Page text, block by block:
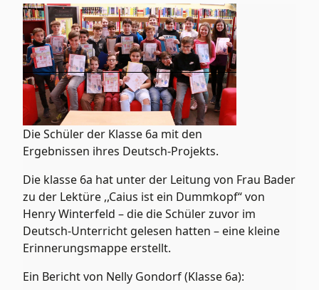
Die Schüler der Klasse 6a mit den
Ergebnissen ihres Deutsch-Projekts.
Die klasse 6a hat unter der Leitung von Frau Bader
zu der Lektüre ,,Caius ist ein Dummkopf“ von
Henry Winterfeld – die die Schüler zuvor im
Deutsch-Unterricht gelesen hatten – eine kleine
Erinnerungsmappe erstellt.
Ein Bericht von Nelly Gondorf (Klasse 6a):